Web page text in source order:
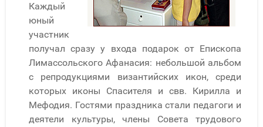
Каждый
юный
участник
получал сразу у входа подарок от Епископа
Лимассольского Афанасия: небольшой альбом
с репродукциями византийских икон, среди
которых иконы Спасителя и свв. Кирилла и
Мефодия. Гостями праздника стали педагоги и
деятели культуры, члены Совета трудового